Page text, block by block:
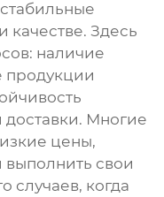
качестве. Здесь
наличие
продукции
доставки. Многие
цены,
свои
случаев, когда